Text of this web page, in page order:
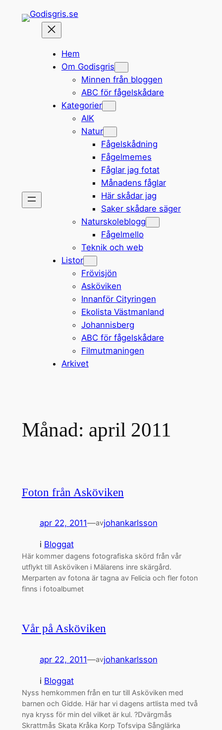
Hem
Om Godisgris
Minnen från bloggen
ABC för fågelskådare
Kategorier
AIK
Natur
Fågelskådning
Fågelmemes
Fåglar jag fotat
Månadens fåglar
Här skådar jag
Saker skådare säger
Naturskoleblogg
Fågelmello
Teknik och web
Listor
Frövisjön
Asköviken
Innanför Cityringen
Ekolista Västmanland
Johannisberg
ABC för fågelskådare
Filmutmaningen
Arkivet
Månad: april 2011
Foton från Asköviken
apr 22, 2011—avjohankarlsson
i Bloggat
Här kommer dagens fotografiska skörd från vår
utflykt till Asköviken i Mälarens inre skärgård.
Merparten av fotona är tagna av Felicia och fler foton
finns i fotoalbumet
Vår på Asköviken
apr 22, 2011—avjohankarlsson
i Bloggat
Nyss hemkommen från en tur till Asköviken med
barnen och Gidde. Här har vi dagens artlista med två
nya kryss för min del vilket är kul. ?Dvärgmås
Skrattmås Skata Kråka Korp Tofsvipa Sånglärka